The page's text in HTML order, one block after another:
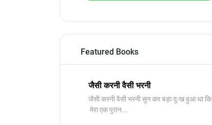
Featured Books
जैसी करनी वैसी भरनी
जैसी करनी वैसी भरनी सुन कर बड़ा दुःख हुआ था कि
मेरा एक पुरान...